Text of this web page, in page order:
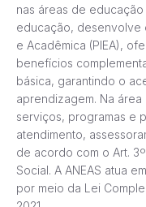
nas áreas de
educação, desenvolve
e Acadêmica (PIEA),
benefícios
básica, garantindo o
aprendizagem. Na
serviços, programas e
atendimento,
de acordo com o Art.
Social. A ANEAS atua
por meio da Lei